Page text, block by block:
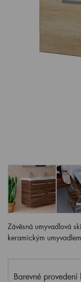
Závěsná umyvadlová
keramickým
Barevné provedení